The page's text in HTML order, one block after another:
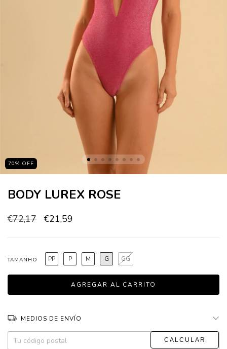
70% OFF
BODY LUREX ROSE
€72,17 €21,59
TAMANHO GG
G
M
P
PP
MEDIOS DE ENVÍO
Entregas para el CP:
CAMBIAR CP